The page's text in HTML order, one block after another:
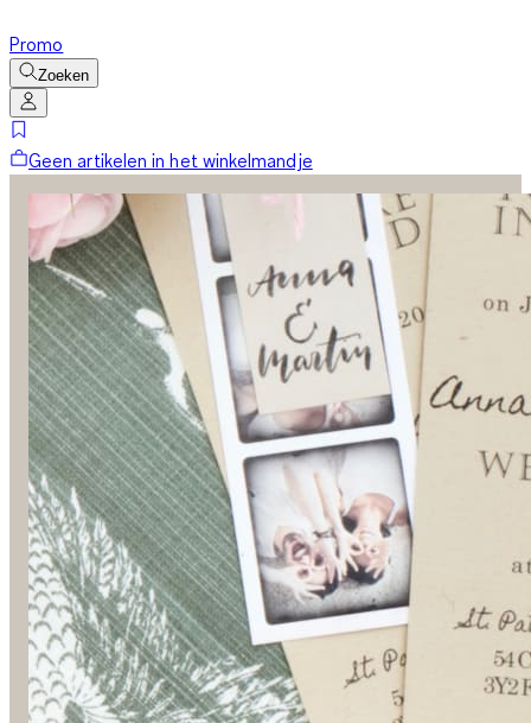
Promo
Zoeken
Geen artikelen in het winkelmandje